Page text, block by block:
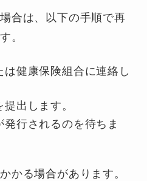
合は、以下の手順で再
。
健康保険組合に連絡し
出します。
行されるのを待ちま
かる場合があります。